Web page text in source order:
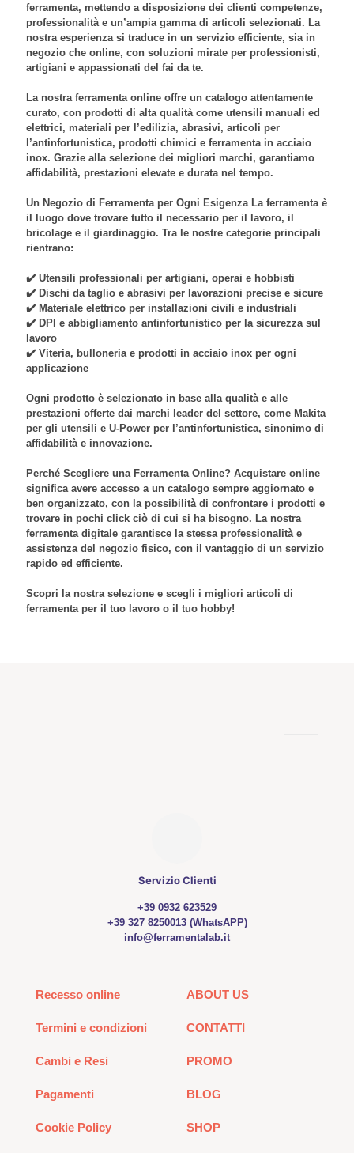
ferramenta, mettendo a disposizione dei clienti competenze,
professionalità e un’ampia gamma di articoli selezionati. La
nostra esperienza si traduce in un servizio efficiente, sia in
negozio che online, con soluzioni mirate per professionisti,
artigiani e appassionati del fai da te.
La nostra ferramenta online offre un catalogo attentamente
curato, con prodotti di alta qualità come utensili manuali ed
elettrici, materiali per l’edilizia, abrasivi, articoli per
l’antinfortunistica, prodotti chimici e ferramenta in acciaio
inox. Grazie alla selezione dei migliori marchi, garantiamo
affidabilità, prestazioni elevate e durata nel tempo.
Un Negozio di Ferramenta per Ogni Esigenza La ferramenta è
il luogo dove trovare tutto il necessario per il lavoro, il
bricolage e il giardinaggio. Tra le nostre categorie principali
rientrano:
✔️ Utensili professionali per artigiani, operai e hobbisti
✔️ Dischi da taglio e abrasivi per lavorazioni precise e sicure
✔️ Materiale elettrico per installazioni civili e industriali
✔️ DPI e abbigliamento antinfortunistico per la sicurezza sul
lavoro
✔️ Viteria, bulloneria e prodotti in acciaio inox per ogni
applicazione
Ogni prodotto è selezionato in base alla qualità e alle
prestazioni offerte dai marchi leader del settore, come Makita
per gli utensili e U-Power per l’antinfortunistica, sinonimo di
affidabilità e innovazione.
Perché Scegliere una Ferramenta Online? Acquistare online
significa avere accesso a un catalogo sempre aggiornato e
ben organizzato, con la possibilità di confrontare i prodotti e
trovare in pochi click ciò di cui si ha bisogno. La nostra
ferramenta digitale garantisce la stessa professionalità e
assistenza del negozio fisico, con il vantaggio di un servizio
rapido ed efficiente.
Scopri la nostra selezione e scegli i migliori articoli di
ferramenta per il tuo lavoro o il tuo hobby!
Servizio Clienti
+39 0932 623529
+39 327 8250013 (WhatsAPP)
info@ferramentalab.it
Recesso online
Termini e condizioni
Cambi e Resi
Pagamenti
Cookie Policy
ABOUT US
CONTATTI
PROMO
BLOG
SHOP